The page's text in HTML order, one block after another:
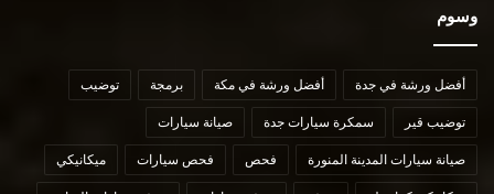
وسوم
أفضل ورشة في جدة أفضل ورشة في مكة برمجة توضيب
توضيب قير سمكرة سيارات جدة صيانة سيارات
صيانة سيارات المدينة المنورة فحص فحص سيارات ميكانيكي